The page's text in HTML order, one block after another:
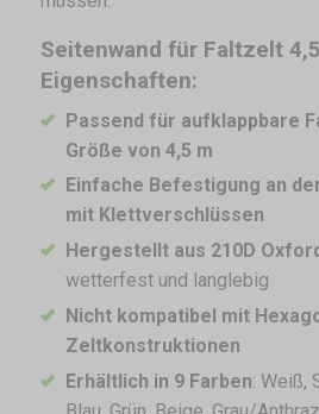
Seitenwand für Faltzelt
Eigenschaften:
Passend für aufklappbare
Größe von 4,5 m
Einfache Befestigung an
mit Klettverschlüssen
Hergestellt aus 210D
wetterfest und langlebig
Nicht kompatibel mit
Zeltkonstruktionen
Erhältlich in 9 Farben: Weiß,